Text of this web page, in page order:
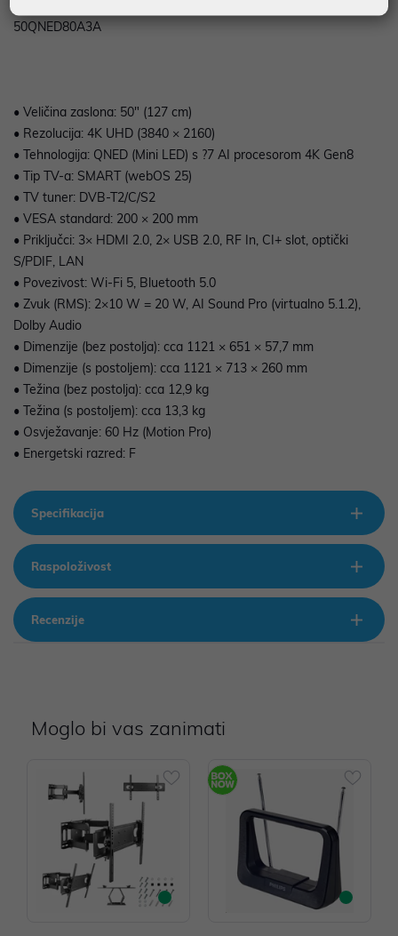
50QNED80A3A
• Veličina zaslona: 50" (127 cm)
• Rezolucija: 4K UHD (3840 × 2160)
• Tehnologija: QNED (Mini LED) s ?7 AI procesorom 4K Gen8
• Tip TV-a: SMART (webOS 25)
• TV tuner: DVB-T2/C/S2
• VESA standard: 200 × 200 mm
• Priključci: 3× HDMI 2.0, 2× USB 2.0, RF In, CI+ slot, optički
S/PDIF, LAN
• Povezivost: Wi-Fi 5, Bluetooth 5.0
• Zvuk (RMS): 2×10 W = 20 W, AI Sound Pro (virtualno 5.1.2),
Dolby Audio
• Dimenzije (bez postolja): cca 1121 × 651 × 57,7 mm
• Dimenzije (s postoljem): cca 1121 × 713 × 260 mm
• Težina (bez postolja): cca 12,9 kg
• Težina (s postoljem): cca 13,3 kg
• Osvježavanje: 60 Hz (Motion Pro)
• Energetski razred: F
Specifikacija
Raspoloživost
Recenzije
Moglo bi vas zanimati